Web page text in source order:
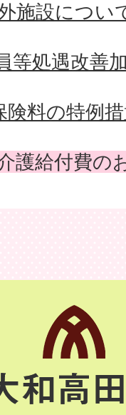
施設につい
等処遇改善
険料の特例
護給付費の